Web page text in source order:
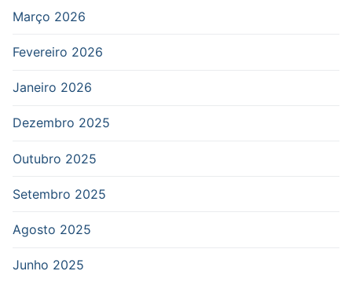
Março 2026
Fevereiro 2026
Janeiro 2026
Dezembro 2025
Outubro 2025
Setembro 2025
Agosto 2025
Junho 2025